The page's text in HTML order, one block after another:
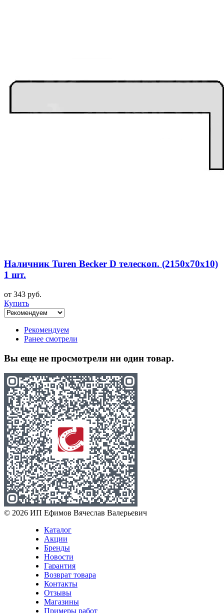
Наличник Turen Becker D телескоп. (2150x70x10)
1 шт.
от 343 руб.
Купить
Рекомендуем
Ранее смотрели
Вы еще не просмотрели ни один товар.
© 2026 ИП Ефимов Вячеслав Валерьевич
Каталог
Акции
Бренды
Новости
Гарантия
Возврат товара
Контакты
Отзывы
Магазины
Примеры работ